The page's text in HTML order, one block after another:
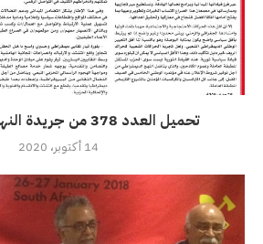
تحميل العدد 378 من جريدة النهج الديمقراطي
14 أكتوبر، 2020